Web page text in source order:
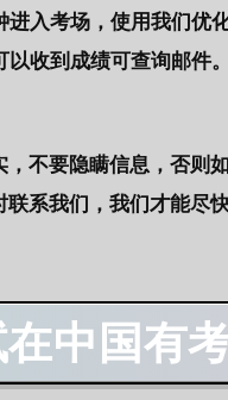
入考场，使用我们
收到成绩可查询邮件。
不要隐瞒信息，否则
系我们，我们才能尽
中国有